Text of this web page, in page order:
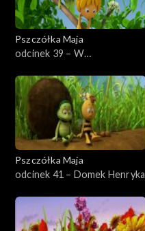
Pszczółka Maja
odcinek 39 – W
Pszczółka Maja
odcinek 41 – Domek Henryka